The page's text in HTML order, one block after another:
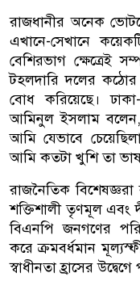
রাজধানীর অনেক
এখানে-সেখানে
বেশিরভাগ ক্ষেত্রেই
টহলদারি দলের কঠোর
বোধ করিয়েছে।
আমিনুল ইসলাম বলেন,
আমি যেভাবে
আমি কতটা খুশি তা
রাজনৈতিক
শক্তিশালী তৃণমূল এবং
বিএনপি জনগণের
করে ক্রমবর্ধমান
স্বাধীনতা হ্রাসের